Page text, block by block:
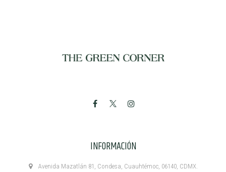
INFORMACIÓN
Avenida Mazatlán 81, Condesa, Cuauhtémoc, 06140, CDMX.